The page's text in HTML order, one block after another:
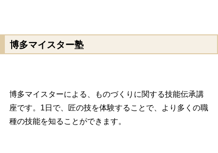
博多マイスター塾
博多マイスターによる、ものづくりに関する技能伝承講
座です。1日で、匠の技を体験することで、より多くの職
種の技能を知ることができます。